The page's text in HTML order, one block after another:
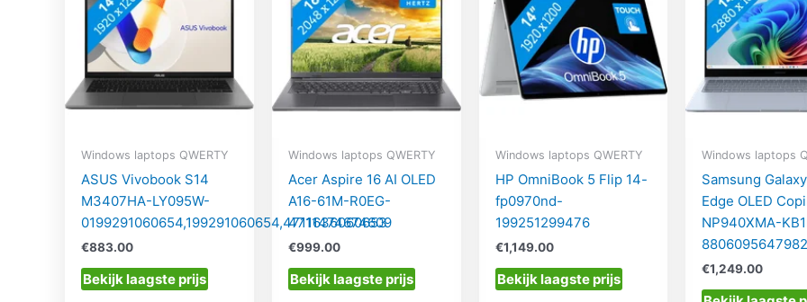
Windows laptops QWERTY
ASUS Vivobook S14
M3407HA-LY095W-
0199291060654,199291060654,4711636060653
€883.00
Bekijk laagste prijs
Windows laptops QWERTY
Acer Aspire 16 AI OLED
A16-61M-R0EG-
4711474674609
€999.00
Bekijk laagste prijs
Windows laptops QWERTY
HP OmniBook 5 Flip 14-
fp0970nd-
199251299476
€1,149.00
Bekijk laagste prijs
Windows laptops
Samsung
Edge OLED
NP940XMA-
8806095647982
€1,249.00